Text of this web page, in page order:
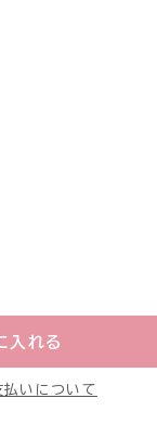
入れる
払いについて